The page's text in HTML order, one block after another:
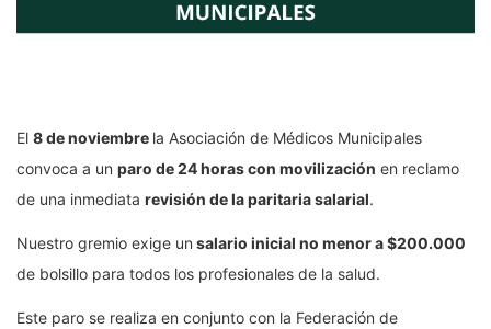
El 8 de noviembre la Asociación de Médicos Municipales
convoca a un paro de 24 horas con movilización en reclamo
de una inmediata revisión de la paritaria salarial.
Nuestro gremio exige un salario inicial no menor a $200.000
de bolsillo para todos los profesionales de la salud.
Este paro se realiza en conjunto con la Federación de